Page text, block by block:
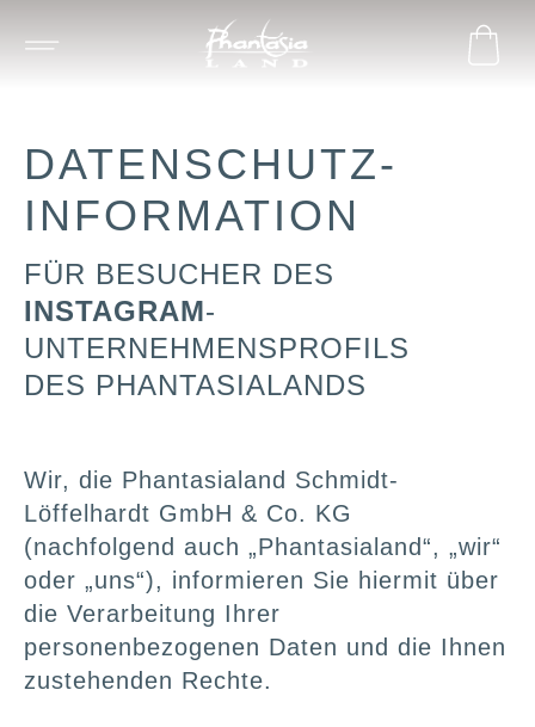
DATENSCHUTZ-
INFORMATION
FÜR BESUCHER DES
INSTAGRAM-
UNTERNEHMENSPROFILS
DES PHANTASIALANDS
Wir, die Phantasialand Schmidt-
Löffelhardt GmbH & Co. KG
(nachfolgend auch „Phantasialand“, „wir“
oder „uns“), informieren Sie hiermit über
die Verarbeitung Ihrer
personenbezogenen Daten und die Ihnen
zustehenden Rechte.